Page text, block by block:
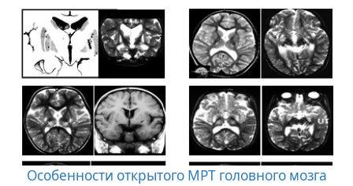
Особенности открытого МРТ головного мозга